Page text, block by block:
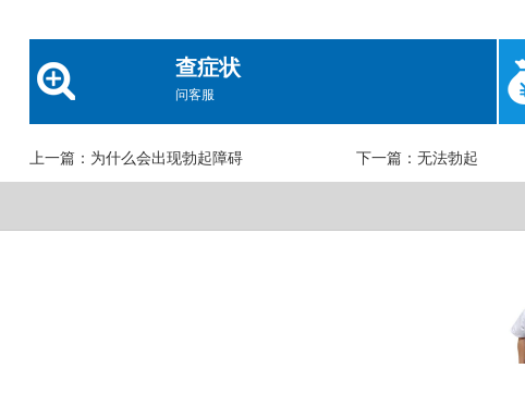
查症状
问客服
上一篇： 为什么会出现勃起障碍 下一篇： 无法勃起